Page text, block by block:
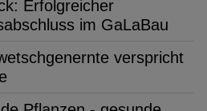
Erfolgreicher
im GaLaBau
verspricht